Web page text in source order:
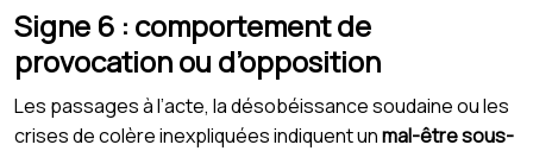
Signe 6 : comportement de
provocation ou d’opposition
Les passages à l’acte, la désobéissance soudaine ou les
crises de colère inexpliquées indiquent unmal-être sous-